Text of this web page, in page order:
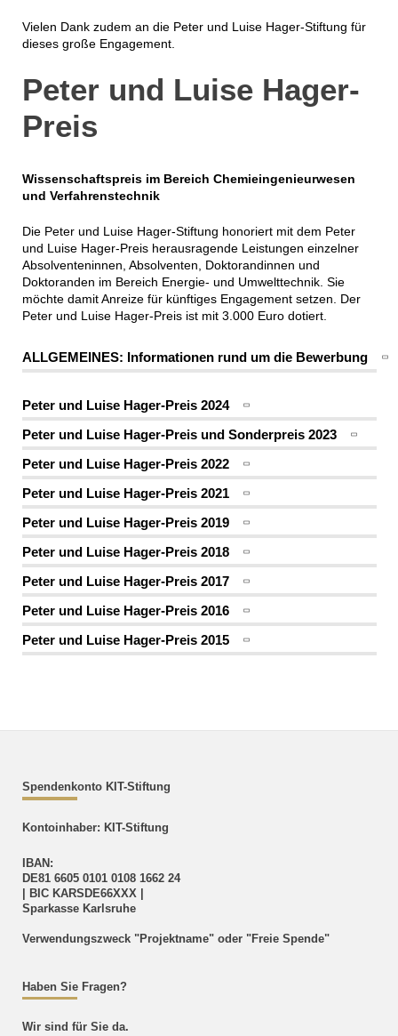
Vielen Dank zudem an die Peter und Luise Hager-Stiftung für
dieses große Engagement.
Peter und Luise Hager-
Preis
Wissenschaftspreis im Bereich Chemieingenieurwesen
und Verfahrenstechnik
Die Peter und Luise Hager-Stiftung honoriert mit dem Peter
und Luise Hager-Preisherausragende Leistungen einzelner
Absolventeninnen, Absolventen, Doktorandinnen und
Doktoranden im Bereich Energie- und Umwelttechnik. Sie
möchte damit Anreize für künftiges Engagement setzen. Der
Peter und Luise Hager-Preisist mit 3.000 Euro dotiert.
ALLGEMEINES: Informationen rund um die Bewerbung
Peter und Luise Hager-Preis 2024
Peter und Luise Hager-Preis und Sonderpreis 2023
Peter und Luise Hager-Preis 2022
Peter und Luise Hager-Preis 2021
Peter und Luise Hager-Preis 2019
Peter und Luise Hager-Preis 2018
Peter und Luise Hager-Preis 2017
Peter und Luise Hager-Preis 2016
Peter und Luise Hager-Preis 2015
Spendenkonto KIT-Stiftung
Kontoinhaber: KIT-Stiftung
IBAN:
DE81 6605 0101 0108 1662 24
| BICKARSDE66XXX |
Sparkasse Karlsruhe
Verwendungszweck"Projektname" oder "Freie Spende"
Haben Sie Fragen?
Wir sind für Sie da.